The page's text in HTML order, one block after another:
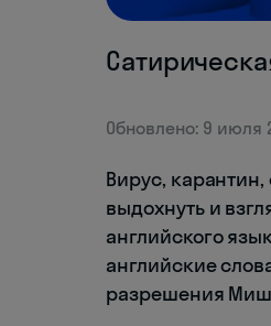
Обновлено: 9 июля
Вирус,
выдохнуть и
английского
английские
разрешения